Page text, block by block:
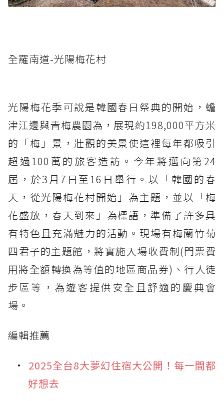
全羅南道-光陽梅花村
光陽梅花季可說是韓國春日祭典的開始，蟾
津江邊與青梅農園為，展現約198,000平方米
的「梅」景，壯觀的美景使這裡每年都吸引
超過100萬的旅客造訪。今年將邁向第24
屆，於3月7日至16日舉行。以「韓國的春
天，從光陽梅花村開始」為主題，並以「梅
花盛放，春天到來」為標語，準備了許多具
有特色且充滿魅力的活動。現場有梅蘭竹菊
四君子的主題館，將實施入場收費制(門票費
用將全額轉換為等值的地區商品券)、行人徒
步區等，為遊客提供安全且舒適的慶典會
場。
編輯推薦
2025全台8大夢幻住宿大公開！每一間都
好想去